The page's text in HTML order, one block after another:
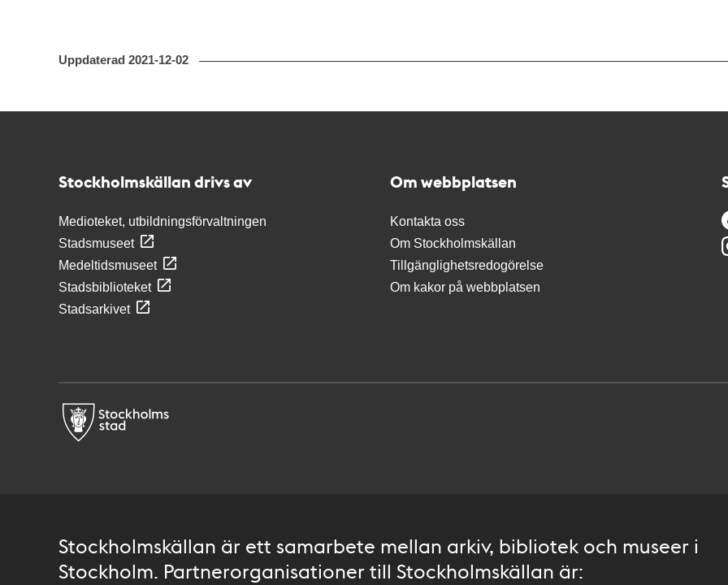
Uppdaterad 2021-12-02
Stockholmskällan drivs av
Medioteket, utbildningsförvaltningen
Stadsmuseet
Medeltidsmuseet
Stadsbiblioteket
Stadsarkivet
Om webbplatsen
Kontakta oss
Om Stockholmskällan
Tillgänglighetsredogörelse
Om kakor på webbplatsen
Stockholmskällan är ett samarbete mellan arkiv, bibliotek och museer i
Stockholm. Partnerorganisationer till Stockholmskällan är: